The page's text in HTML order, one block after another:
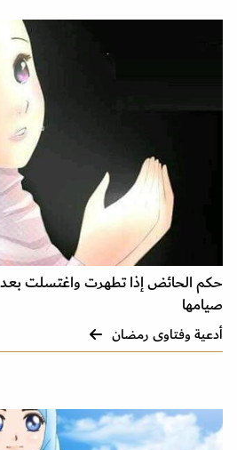
حكم الحائض إذا تطهرت واغتسلت
صيامها
أدعية وفتاوى رمضان